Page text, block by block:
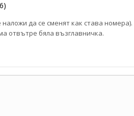
да се сменят как става
отвътре бяла възглавничка.